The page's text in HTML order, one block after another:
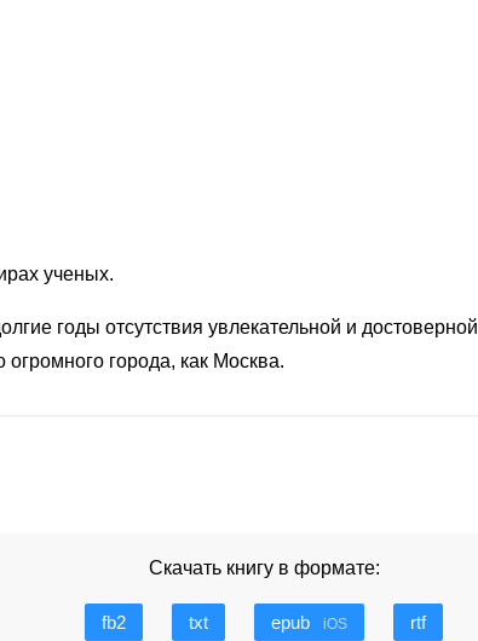
ученых.
годы отсутствия увлекательной и достоверной
города, как Москва.
Скачать книгу в формате:
fb2 txt epub iOS rtf